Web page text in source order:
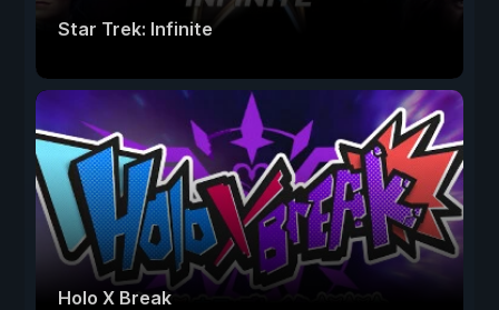
Star Trek: Infinite
Holo X Break